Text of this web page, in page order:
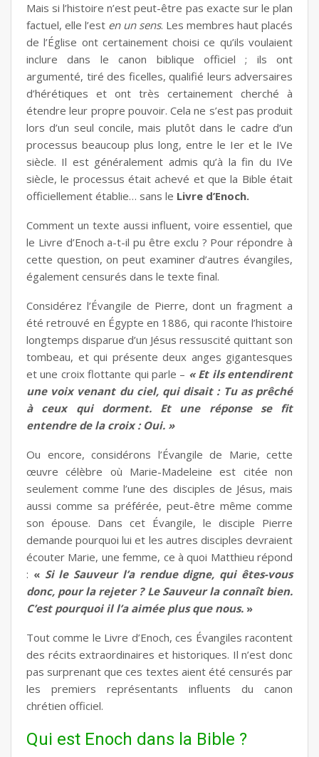
Mais si l’histoire n’est peut-être pas exacte sur le plan
factuel, elle l’est en un sens. Les membres haut placés
de l’Église ont certainement choisi ce qu’ils voulaient
inclure dans le canon biblique officiel ; ils ont
argumenté, tiré des ficelles, qualifié leurs adversaires
d’hérétiques et ont très certainement cherché à
étendre leur propre pouvoir. Cela ne s’est pas produit
lors d’un seul concile, mais plutôt dans le cadre d’un
processus beaucoup plus long, entre le Ier et le IVe
siècle. Il est généralement admis qu’à la fin du IVe
siècle, le processus était achevé et que la Bible était
officiellement établie… sans le Livre d’Enoch.
Comment un texte aussi influent, voire essentiel, que
le Livre d’Enoch a-t-il pu être exclu ? Pour répondre à
cette question, on peut examiner d’autres évangiles,
également censurés dans le texte final.
Considérez l’Évangile de Pierre, dont un fragment a
été retrouvé en Égypte en 1886, qui raconte l’histoire
longtemps disparue d’un Jésus ressuscité quittant son
tombeau, et qui présente deux anges gigantesques
et une croix flottante qui parle – « Et ils entendirent
une voix venant du ciel, qui disait : Tu as prêché
à ceux qui dorment. Et une réponse se fit
entendre de la croix : Oui. »
Ou encore, considérons l’Évangile de Marie, cette
œuvre célèbre où Marie-Madeleine est citée non
seulement comme l’une des disciples de Jésus, mais
aussi comme sa préférée, peut-être même comme
son épouse. Dans cet Évangile, le disciple Pierre
demande pourquoi lui et les autres disciples devraient
écouter Marie, une femme, ce à quoi Matthieu répond
: « Si le Sauveur l’a rendue digne, qui êtes-vous
donc, pour la rejeter ? Le Sauveur la connaît bien.
C’est pourquoi il l’a aimée plus que nous. »
Tout comme le Livre d’Enoch, ces Évangiles racontent
des récits extraordinaires et historiques. Il n’est donc
pas surprenant que ces textes aient été censurés par
les premiers représentants influents du canon
chrétien officiel.
Qui est Enoch dans la Bible ?